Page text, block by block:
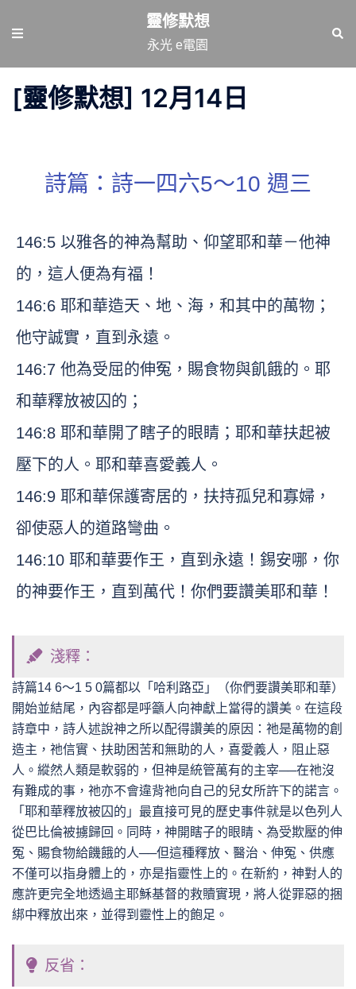
要
靈修默想
永光 e電園
[靈修默想] 12月14日
詩篇：詩一四六5～10 週三
146:5 以雅各的神為幫助、仰望耶和華－他神
的，這人便為有福！
146:6 耶和華造天、地、海，和其中的萬物；
他守誠實，直到永遠。
146:7 他為受屈的伸冤，賜食物與飢餓的。耶
和華釋放被囚的；
146:8 耶和華開了瞎子的眼睛；耶和華扶起被
壓下的人。耶和華喜愛義人。
146:9 耶和華保護寄居的，扶持孤兒和寡婦，
卻使惡人的道路彎曲。
146:10 耶和華要作王，直到永遠！錫安哪，你
的神要作王，直到萬代！你們要讚美耶和華！
淺釋：
詩篇14 6～1 5 0篇都以「哈利路亞」（你們要讚美耶和華）
開始並結尾，內容都是呼籲人向神獻上當得的讚美。在這段
詩章中，詩人述說神之所以配得讚美的原因：祂是萬物的創
造主，祂信實、扶助困苦和無助的人，喜愛義人，阻止惡
人。縱然人類是軟弱的，但神是統管萬有的主宰──在祂沒
有難成的事，祂亦不會違背祂向自己的兒女所許下的諾言。
「耶和華釋放被囚的」最直接可見的歷史事件就是以色列人
從巴比倫被擄歸回。同時，神開瞎子的眼睛、為受欺壓的伸
冤、賜食物給饑餓的人──但這種釋放、醫治、伸冤、供應
不僅可以指身體上的，亦是指靈性上的。在新約，神對人的
應許更完全地透過主耶穌基督的救贖實現，將人從罪惡的捆
綁中釋放出來，並得到靈性上的飽足。
反省：